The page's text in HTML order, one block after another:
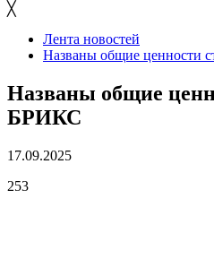
╳
Лента новостей
Названы общие ценности
Названы общие
БРИКС
17.09.2025
253